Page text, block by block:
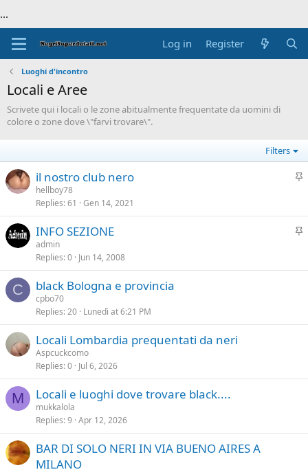
...
Log in Register
Luoghi d'incontro
Locali e Aree
Scrivete qui i locali o le zone abitualmente frequentate da uomini di
colore o zone dove \"farvi trovare\".
Filters
S
c
k
il nostro club nero
hellboy78
Replies 61 Gen 14, 2021
S
c
INFO SEZIONE
admin
Replies 0 Jun 14, 2008
C black Bologna e provincia
cpbo70
Replies 20 Lunedì at 6:21 PM
Locali Lombardia prequentati da neri
Aspcuckcomo
Replies 0 Jul 6, 2026
M Locali e luoghi dove trovare black....
mukkalola
Replies 9 Apr 12, 2026
BAR DI SOLO NERI IN VIA BUENO AIRES A
MILANO